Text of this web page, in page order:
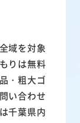
域を対象
りは無料
・粗大ゴ
い合わせ
千葉県内